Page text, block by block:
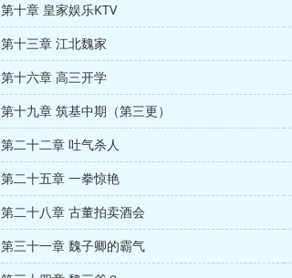
第十章 皇家娱乐KTV
第十三章 江北魏家
第十六章 高三开学
第十九章 筑基中期（第三更）
第二十二章 吐气杀人
第二十五章 一拳惊艳
第二十八章 古董拍卖酒会
第三十一章 魏子卿的霸气